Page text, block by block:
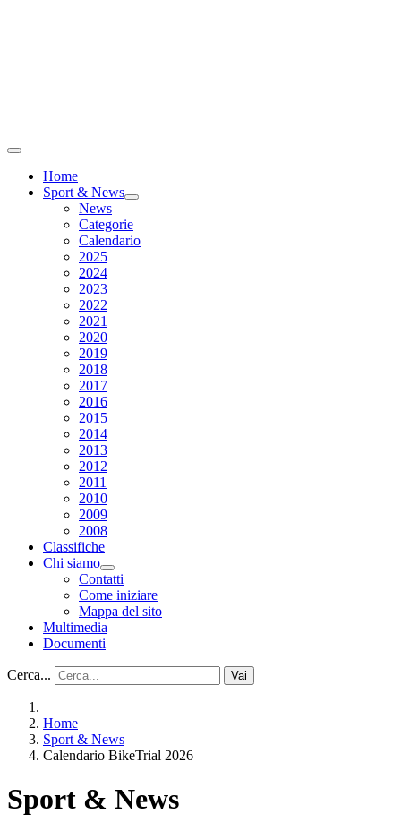
Home
Sport & News
News
Categorie
Calendario
2025
2024
2023
2022
2021
2020
2019
2018
2017
2016
2015
2014
2013
2012
2011
2010
2009
2008
Classifiche
Chi siamo
Contatti
Come iniziare
Mappa del sito
Multimedia
Documenti
Cerca... Vai
Home
Sport & News
Calendario BikeTrial 2026
Sport & News